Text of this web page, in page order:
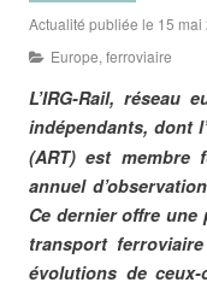
Actualité publiée le 15 mai
Europe, ferroviaire
L’IRG-Rail, réseau
indépendants, dont
(ART) est membre
annuel
Ce dernier offre
transport
évolutions de